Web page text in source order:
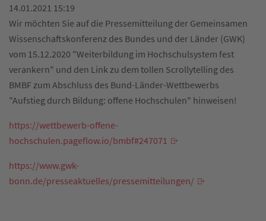
14.01.2021 15:19
Wir möchten Sie auf die Pressemitteilung der Gemeinsamen
Wissenschaftskonferenz des Bundes und der Länder (GWK)
vom 15.12.2020 "Weiterbildung im Hochschulsystem fest
verankern" und den Link zu dem tollen Scrollytelling des
BMBF zum Abschluss des Bund-Länder-Wettbewerbs
"Aufstieg durch Bildung: offene Hochschulen" hinweisen!
https://wettbewerb-offene-
hochschulen.pageflow.io/bmbf#247071
https://www.gwk-
bonn.de/presseaktuelles/pressemitteilungen/